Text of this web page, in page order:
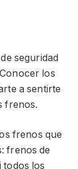
seguridad
los
a sentirte
frenos.
frenos que
frenos de
todos los